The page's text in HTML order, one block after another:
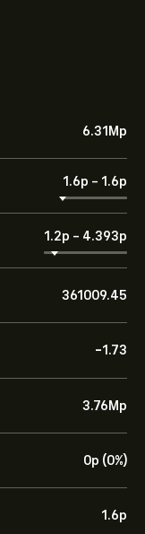
6.31M‎p‎
1.6‎p‎ - 1.6‎p‎
1.2‎p‎ - 4.393‎p‎
361009.45
-1.73
3.76M‎p‎
0‎p‎ (0%)
1.6‎p‎